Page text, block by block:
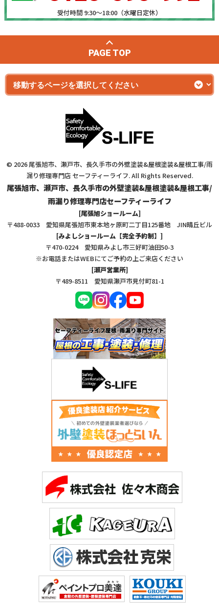
受付時間 9:30～18:00（水曜日定休）
PAGE TOP
© 2026 尾張旭市、瀬戸市、長久手市の外壁塗装&屋根塗装&屋根工事/雨
漏り修理専門店 セーフティーライフ. All Rights Reserved.
尾張旭市、瀬戸市、長久手市の外壁塗装&屋根塗装&屋根工事/
雨漏り修理専門店セーフティーライフ
[尾張旭ショールーム]
〒488-0033 愛知県尾張旭市東本地ヶ原町二丁目125番地 JIN晴丘ビル
[みよしショールーム【完全予約制】]
〒470-0224 愛知県みよし市三好町油田50-3
※お電話またはWEBにてご予約の上ご来店ください
[瀬戸営業所]
〒489-8511 愛知県瀬戸市見付町81-1